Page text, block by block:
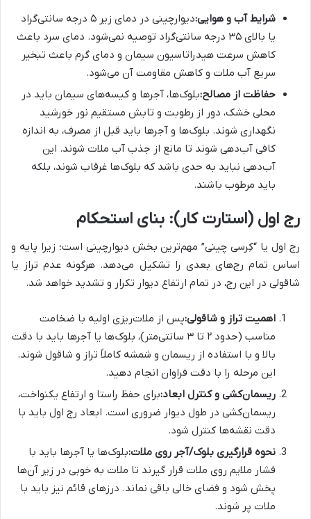
شرایط آب و هوایی:
دیوارچینی در دمای زیر ۵ درجه سانتی‌گراد
یا بالای ۳۵ درجه سانتی‌گراد توصیه نمی‌شود. دمای سرد باعث
کاهش سرعت هیدراتاسیون سیمان و دمای گرم باعث تبخیر
سریع آب ملات و کاهش مقاومت آن می‌شود.
حفاظت از مصالح:بلوک‌ها، آجرها و کیسه‌های سیمان باید در
محلی خشک، دور از رطوبت و تابش مستقیم نور خورشید
نگهداری شوند. بلوک‌ها و آجرها باید قبل از مصرف، به اندازه
کافی آب‌دهی شوند تا مانع از جذب آب ملات شوند. این
آب‌دهی نباید به حدی باشد که بلوک‌ها غرقاب شوند، بلکه
باید مرطوب باشند.
رج اول (استارت کار): بنای استحکام
رج اول یا “کِرسی چینی” مهم‌ترین بخش دیوارچینی است؛ زیرا پایه و
اساس تمام رج‌های بعدی را تشکیل می‌دهد. هرگونه عدم تراز یا
شاقولی در این رج، در تمام ارتفاع دیوار تکرار و تشدید خواهد شد.
اهمیت تراز و شاقولی:پس از ملات‌ریزی اولیه با ضخامت
مناسب (حدود ۲ تا ۳ سانتی‌متر)، بلوک‌ها یا آجرها باید با دقت
بالا و با استفاده از ریسمان و شمشه کاملاً تراز و شاقول شوند.
این مرحله را با دقت فراوان انجام دهید.
ریسمان‌کشی و کنترل ابعاد:برای حفظ راستا و ارتفاع یکنواخت،
ریسمان‌کشی در طول دیوار ضروری است. ابعاد رج اول باید با
دقت نقشه‌ها کنترل شود.
نحوه قرارگیری بلوک/آجر روی ملات:بلوک‌ها یا آجرها باید با
فشار ملایم روی ملات قرار گیرند تا ملات به خوبی در زیر آن‌ها
پخش شود و فضای خالی باقی نماند. درزهای قائم نیز باید با
ملات پر شوند.